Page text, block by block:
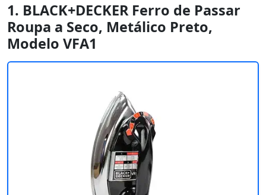
1. BLACK+DECKER Ferro de Passar
Roupa a Seco, Metálico Preto,
Modelo VFA1